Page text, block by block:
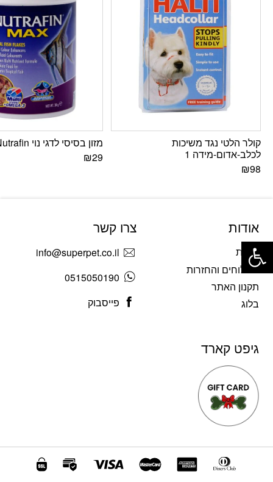
קולר הלטי נגד משיכות
לכלב-אדום-מידה 1
₪98
מזון בסיסי לדגי נוי Nutrafin
₪29
אודות
אודות
משלוחים והחזרות
תקנון האתר
בלוג
צרו קשר
info@superpet.co.il
0515050190
פייסבוק
גיפט קארד
פתח סרגל נגישות